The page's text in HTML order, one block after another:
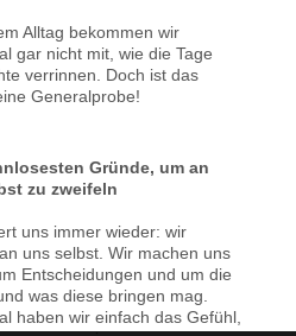
Alltag bekommen wir
gar nicht mit, wie die Tage
verrinnen. Doch ist das
Generalprobe!
Gründe, um an
zu zweifeln
uns immer wieder: wir
uns selbst. Wir machen uns
Entscheidungen und um die
was diese bringen mag.
haben wir einfach das Gefühl,